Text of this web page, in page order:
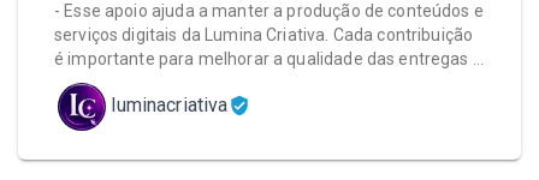
- Esse apoio ajuda a manter a produção de conteúdos e
serviços digitais da Lumina Criativa. Cada contribuição
é importante para melhorar a qualidade das entregas …
luminacriativa